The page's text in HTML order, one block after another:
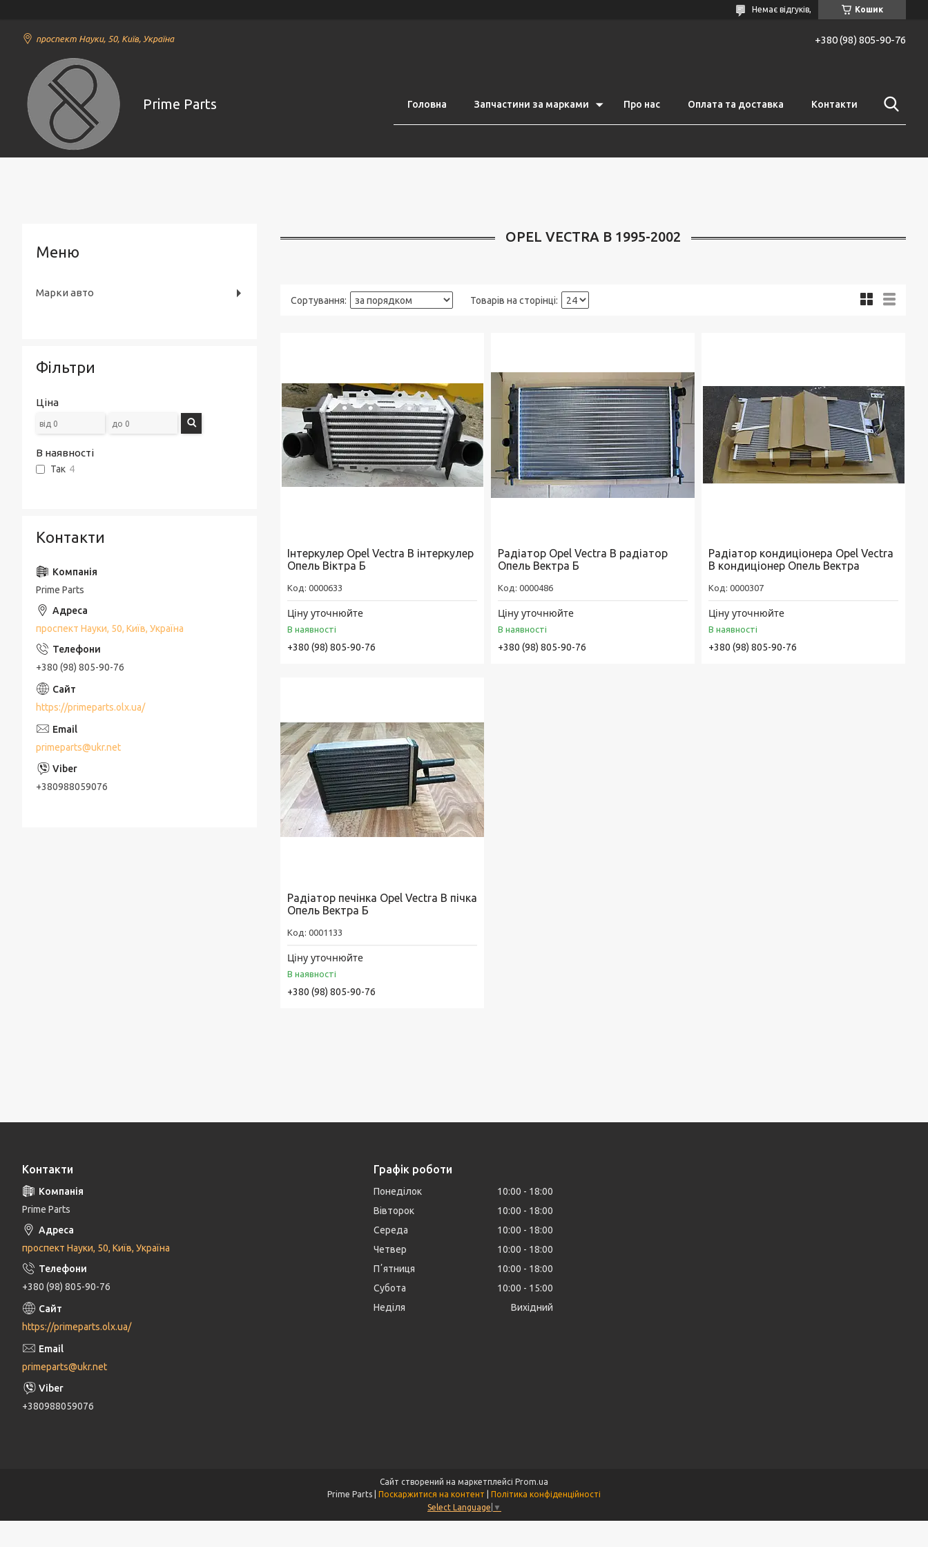
Кошик
Немає відгуків,
проспект Науки, 50, Київ, Україна +380 (98) 805-90-76
Prime Parts Головна Запчастини за марками Про нас Оплата та доставка Контакти
OPEL VECTRA B 1995-2002
Інтеркулер Opel Vectra B інтеркулер
Опель Віктра Б
0000633
Ціну уточнюйте
В наявності
+380 (98) 805-90-76
Радіатор Opel Vectra B радіатор
Опель Вектра Б
0000486
Ціну уточнюйте
В наявності
+380 (98) 805-90-76
Радіатор кондиціонера Opel Vectra
B кондиціонер Опель Вектра
0000307
Ціну уточнюйте
В наявності
+380 (98) 805-90-76
Радіатор печінка Opel Vectra B пічка
Опель Вектра Б
0001133
Ціну уточнюйте
В наявності
+380 (98) 805-90-76
Марки авто
Фільтри
Ціна
В наявності
Так 4
Контакти
Prime Parts
проспект Науки, 50, Київ, Україна
+380 (98) 805-90-76
https://primeparts.olx.ua/
primeparts@ukr.net
+380988059076
Контакти
Prime Parts
проспект Науки, 50, Київ, Україна
+380 (98) 805-90-76
https://primeparts.olx.ua/
primeparts@ukr.net
+380988059076
Графік роботи
Понеділок 10:00
18:00
Вівторок
10:00
18:00
Середа
10:00
18:00
Четвер
10:00
18:00
Пʼятниця
10:00
18:00
Субота
10:00
15:00
Неділя
Вихідний
Сайт створений на маркетплейсі Prom.ua
Поскаржитися на контент
Політика конфіденційності
Select Language ▼